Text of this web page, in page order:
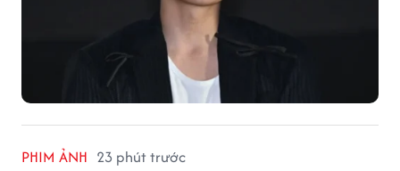
PHIM ẢNH 23 phút trước